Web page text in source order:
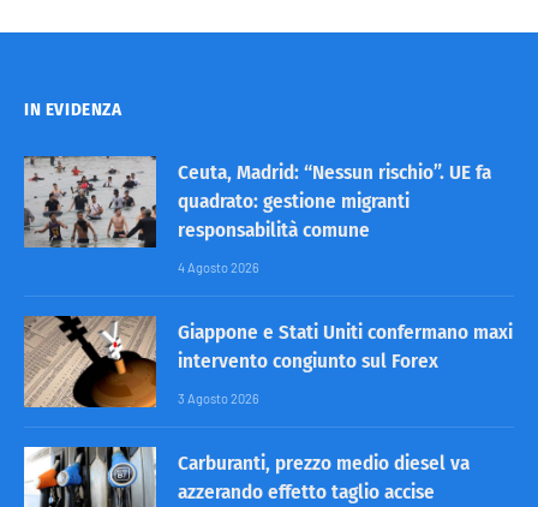
IN EVIDENZA
Ceuta, Madrid: “Nessun rischio”. UE fa
quadrato: gestione migranti
responsabilità comune
4 Agosto 2026
Giappone e Stati Uniti confermano maxi
intervento congiunto sul Forex
3 Agosto 2026
Carburanti, prezzo medio diesel va
azzerando effetto taglio accise